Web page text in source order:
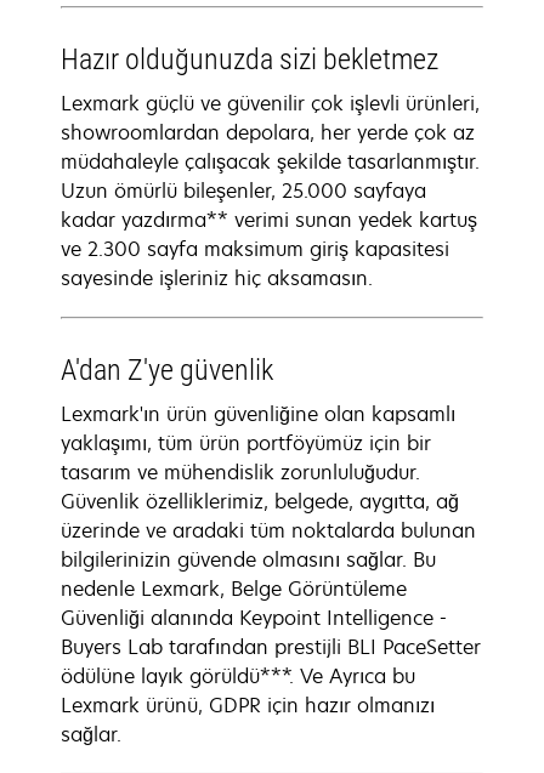
Hazır olduğunuzda sizi bekletmez
Lexmark güçlü ve güvenilir çok işlevli ürünleri,
showroomlardan depolara, her yerde çok az
müdahaleyle çalışacak şekilde tasarlanmıştır.
Uzun ömürlü bileşenler, 25.000 sayfaya
kadar yazdırma** verimi sunan yedek kartuş
ve 2.300 sayfa maksimum giriş kapasitesi
sayesinde işleriniz hiç aksamasın.
A'dan Z'ye güvenlik
Lexmark'ın ürün güvenliğine olan kapsamlı
yaklaşımı, tüm ürün portföyümüz için bir
tasarım ve mühendislik zorunluluğudur.
Güvenlik özelliklerimiz, belgede, aygıtta, ağ
üzerinde ve aradaki tüm noktalarda bulunan
bilgilerinizin güvende olmasını sağlar. Bu
nedenle Lexmark, Belge Görüntüleme
Güvenliği alanında Keypoint Intelligence -
Buyers Lab tarafından prestijli BLI PaceSetter
ödülüne layık görüldü***. Ve Ayrıca bu
Lexmark ürünü, GDPR için hazır olmanızı
sağlar.